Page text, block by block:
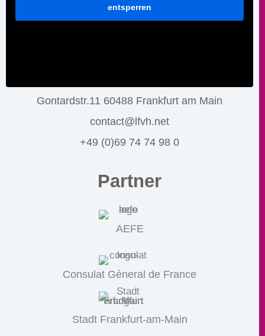
entsperren
Gontardstr.11 60488 Frankfurt am Main
contact@lfvh.net
+49 (0)69 74 74 98 0
Partner
AEFE
Consulat Géneral de France
Stadt Frankfurt-am-Main